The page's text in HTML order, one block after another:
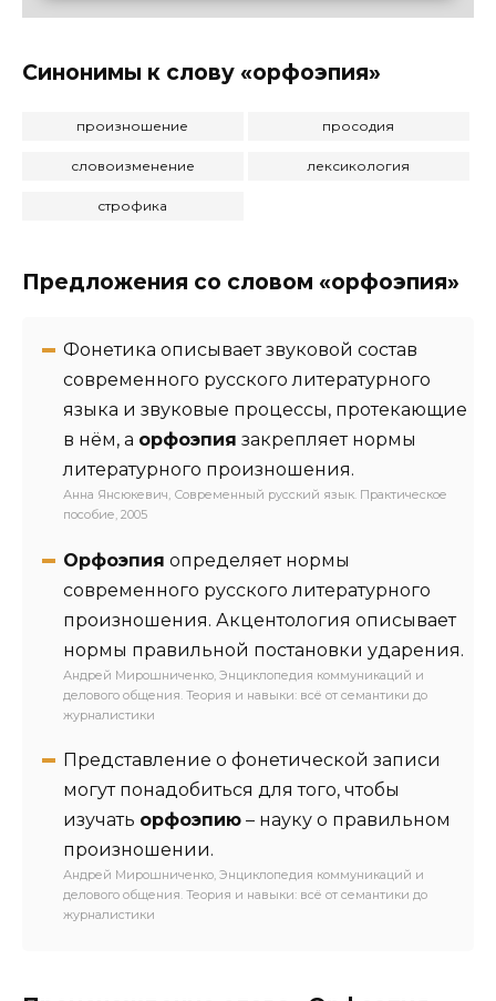
Синонимы к слову «орфоэпия»
произношение просодия
словоизменение лексикология
строфика
Предложения со словом «орфоэпия»
Фонетика описывает звуковой состав
современного русского литературного
языка и звуковые процессы, протекающие
в нём, а орфоэпия закрепляет нормы
литературного произношения.
Анна Янсюкевич, Современный русский язык. Практическое
пособие, 2005
Орфоэпия определяет нормы
современного русского литературного
произношения. Акцентология описывает
нормы правильной постановки ударения.
Андрей Мирошниченко, Энциклопедия коммуникаций и
делового общения. Теория и навыки: всё от семантики до
журналистики
Представление о фонетической записи
могут понадобиться для того, чтобы
изучать орфоэпию – науку о правильном
произношении.
Андрей Мирошниченко, Энциклопедия коммуникаций и
делового общения. Теория и навыки: всё от семантики до
журналистики